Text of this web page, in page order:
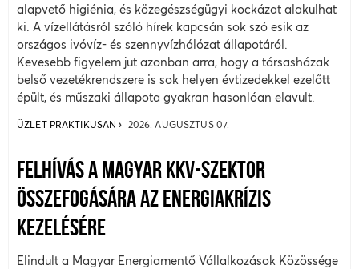
alapvető higiénia, és közegészségügyi kockázat alakulhat
ki. A vízellátásról szóló hírek kapcsán sok szó esik az
országos ivóvíz- és szennyvízhálózat állapotáról.
Kevesebb figyelem jut azonban arra, hogy a társasházak
belső vezetékrendszere is sok helyen évtizedekkel ezelőtt
épült, és műszaki állapota gyakran hasonlóan elavult.
ÜZLET PRAKTIKUSAN 2026. AUGUSZTUS 07.
FELHÍVÁS A MAGYAR KKV-SZEKTOR
ÖSSZEFOGÁSÁRA AZ ENERGIAKRÍZIS
KEZELÉSÉRE
Elindult a Magyar Energiamentő Vállalkozások Közössége